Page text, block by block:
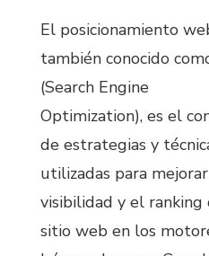
El posicionamiento
también conocido
(Search Engine
Optimization), es el
de estrategias y
utilizadas para
visibilidad y el ranking
sitio web en los